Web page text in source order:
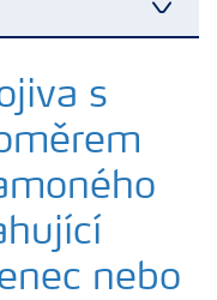
s
nebo